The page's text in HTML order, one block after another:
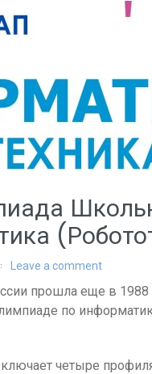
Leave a comment
прошла еще в 1988
по
четыре